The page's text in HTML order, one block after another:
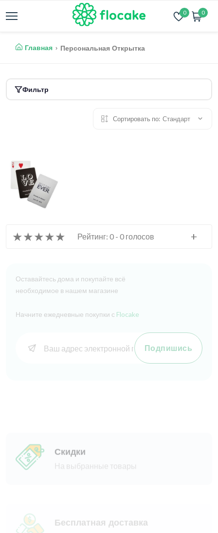
0 0
Главная Персональная Открытка
Фильтр
Сортировать по: Стандарт
★★★★★ Рейтинг: 0 - 0 голосов +
Оставайтесь дома и покупайте всё
необходимое в нашем магазине
Начните ежедневные покупки с Flocake
Подпишись
На выбранные товары